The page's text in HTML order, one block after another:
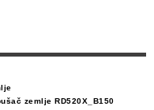
zemlje RD520X_B150